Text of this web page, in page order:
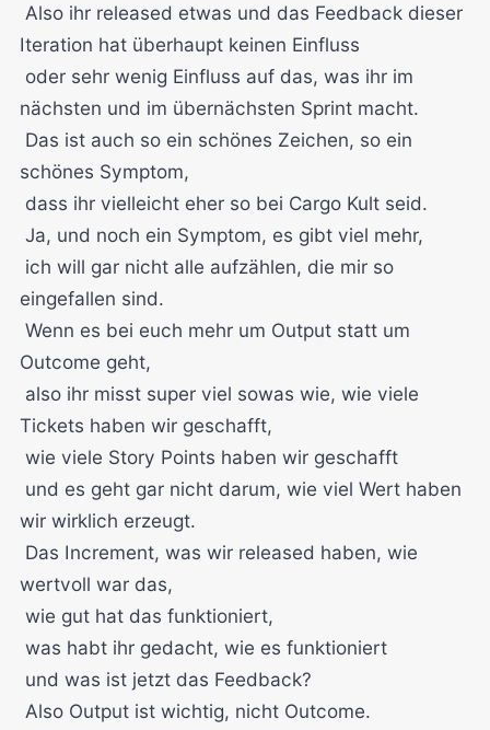
Also ihr released etwas und das Feedback dieser
Iteration hat überhaupt keinen Einfluss
oder sehr wenig Einfluss auf das, was ihr im
nächsten und im übernächsten Sprint macht.
Das ist auch so ein schönes Zeichen, so ein
schönes Symptom,
dass ihr vielleicht eher so bei Cargo Kult seid.
Ja, und noch ein Symptom, es gibt viel mehr,
ich will gar nicht alle aufzählen, die mir so
eingefallen sind.
Wenn es bei euch mehr um Output statt um
Outcome geht,
also ihr misst super viel sowas wie, wie viele
Tickets haben wir geschafft,
wie viele Story Points haben wir geschafft
und es geht gar nicht darum, wie viel Wert haben
wir wirklich erzeugt.
Das Increment, was wir released haben, wie
wertvoll war das,
wie gut hat das funktioniert,
was habt ihr gedacht, wie es funktioniert
und was ist jetzt das Feedback?
Also Output ist wichtig, nicht Outcome.